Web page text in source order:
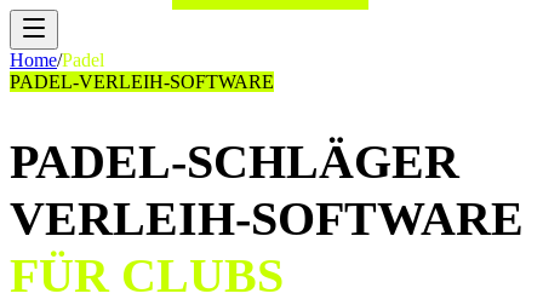
Home/Padel
PADEL-VERLEIH-SOFTWARE
PADEL-SCHLÄGER
VERLEIH-SOFTWARE
FÜR CLUBS